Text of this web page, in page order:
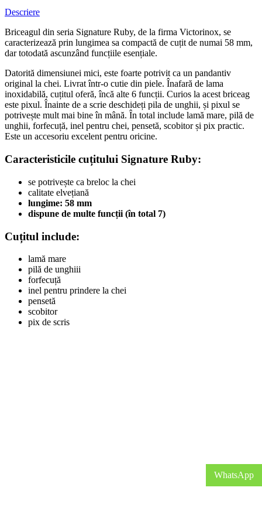
Descriere
Briceagul din seria Signature Ruby, de la firma Victorinox, se
caracterizează prin lungimea sa compactă de cuțit de numai 58 mm,
dar totodată ascunzând funcțiile esențiale.
Datorită dimensiunei mici, este foarte potrivit ca un pandantiv
original la chei. Livrat într-o cutie din piele. Înafară de lama
inoxidabilă, cuțitul oferă, încă alte 6 funcții. Curios la acest briceag
este pixul. Înainte de a scrie deschideți pila de unghii, și pixul se
potrivește mult mai bine în mână. În total include lamă mare, pilă de
unghii, forfecuță, inel pentru chei, pensetă, scobitor și pix practic.
Este un accesoriu excelent pentru oricine.
Caracteristicile cuțitului Signature Ruby:
se potrivește ca breloc la chei
calitate elvețiană
lungime: 58 mm
dispune de multe funcții (în total 7)
Cuțitul include:
lamă mare
pilă de unghiii
forfecuță
inel pentru prindere la chei
pensetă
scobitor
pix de scris
WhatsApp